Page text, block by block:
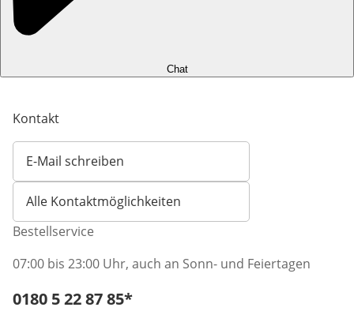
Chat
Kontakt
E-Mail schreiben
Öffnet E-Mail-Client
Alle Kontaktmöglichkeiten
Bestellservice
07:00 bis 23:00 Uhr, auch an Sonn- und Feiertagen
Telefonnummer:
0180 5 22 87 85*